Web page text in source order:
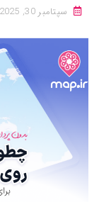
سپتامبر 30, 2025